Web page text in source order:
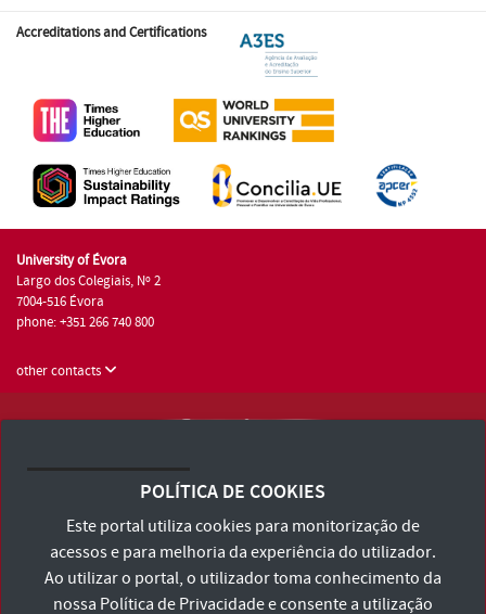
Accreditations and Certifications
University of Évora
Largo dos Colegiais, Nº 2
7004-516 Évora
phone: +351 266 740 800
other contacts
Terms and Conditions and Privacy Policy
Accessibility Statement
POLÍTICA DE COOKIES
Este portal utiliza cookies para monitorização de
acessos e para melhoria da experiência do utilizador.
Ao utilizar o portal, o utilizador toma conhecimento da
nossa Política de Privacidadee consente a utilização